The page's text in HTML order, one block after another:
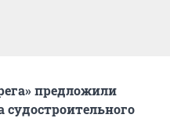
предложили